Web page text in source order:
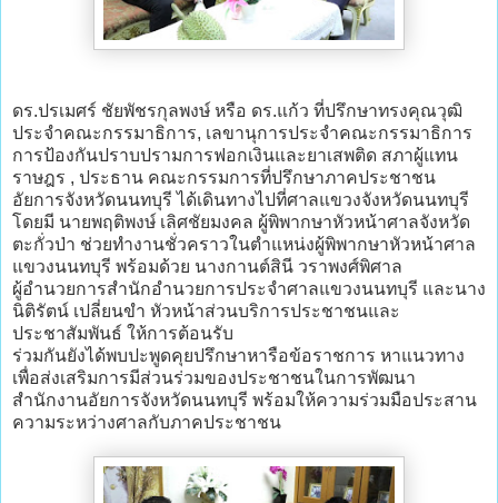
ดร.ปรเมศร์ ชัยพัชรกุลพงษ์ หรือ ดร.แก้ว ที่ปรึกษาทรงคุณวุฒิ
ประจำคณะกรรมาธิการ, เลขานุการประจำคณะกรรมาธิการ
การป้องกันปราบปรามการฟอกเงินและยาเสพติด สภาผู้แทน
ราษฎร , ประธาน คณะกรรมการที่ปรึกษาภาคประชาชน
อัยการจังหวัดนนทบุรี ได้เดินทางไปที่ศาลแขวงจังหวัดนนทบุรี
โดยมี นายพฤติพงษ์ เลิศชัยมงคล ผู้พิพากษาหัวหน้าศาลจังหวัด
ตะกั่วป่า ช่วยทำงานชั่วคราวในตำแหน่งผู้พิพากษาหัวหน้าศาล
แขวงนนทบุรี พร้อมด้วย นางกานต์สินี วราพงศ์พิศาล
ผู้อำนวยการสำนักอำนวยการประจำศาลแขวงนนทบุรี และนาง
นิติรัตน์ เปลี่ยนขำ หัวหน้าส่วนบริการประชาชนและ
ประชาสัมพันธ์ ให้การต้อนรับ
ร่วมกันยังได้พบปะพูดคุยปรึกษาหารือข้อราชการ หาแนวทาง
เพื่อส่งเสริมการมีส่วนร่วมของประชาชนในการพัฒนา
สำนักงานอัยการจังหวัดนนทบุรี พร้อมให้ความร่วมมือประสาน
ความระหว่างศาลกับภาคประชาชน